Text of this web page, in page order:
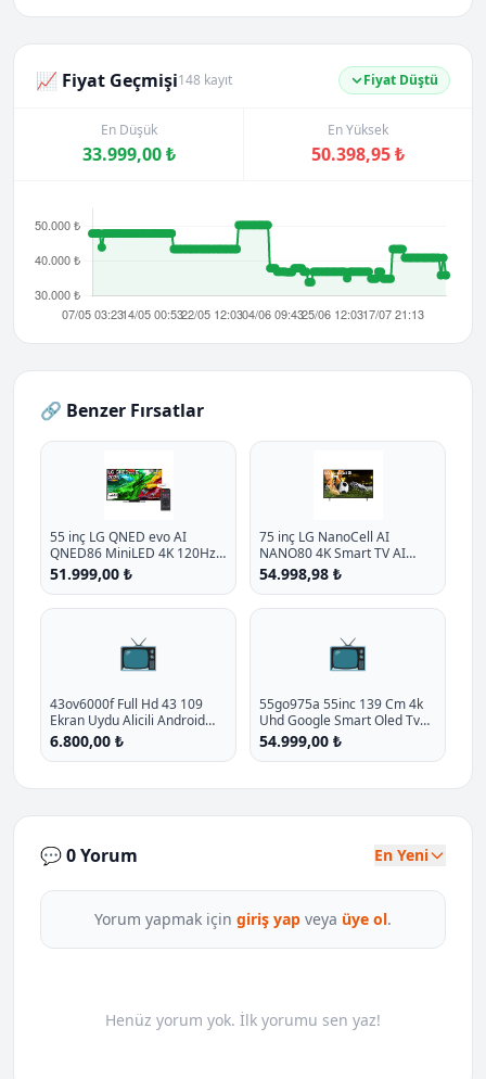
📈 Fiyat Geçmişi148 kayıt Fiyat Düştü
En Düşük
33.999,00 ₺
En Yüksek
50.398,95 ₺
🔗 Benzer Fırsatlar
55 inç LG QNED evo AI
QNED86 MiniLED 4K 120Hz
Smart TV AI Sihirli Kumanda
webOS25 2025
51.999,00 ₺
75 inç LG NanoCell AI
NANO80 4K Smart TV AI
Sihirli Kumanda HDR10
webOS25 2025
54.998,98 ₺
📺
43ov6000f Full Hd 43 109
Ekran Uydu Alicili Android
Smart Led Tv P - %12.8
İndirim
6.800,00 ₺
📺
55go975a 55inc 139 Cm 4k
Uhd Google Smart Oled Tv
Uydu Alicili P - %38.9 İndirim
54.999,00 ₺
💬 0 Yorum En Yeni
Yorum yapmak için giriş yap veya üye ol.
Henüz yorum yok. İlk yorumu sen yaz!